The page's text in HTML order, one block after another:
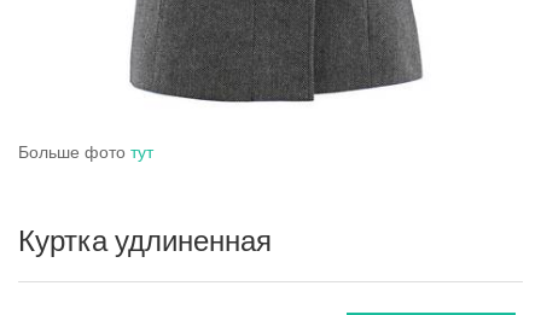
Больше фото тут
Куртка удлиненная